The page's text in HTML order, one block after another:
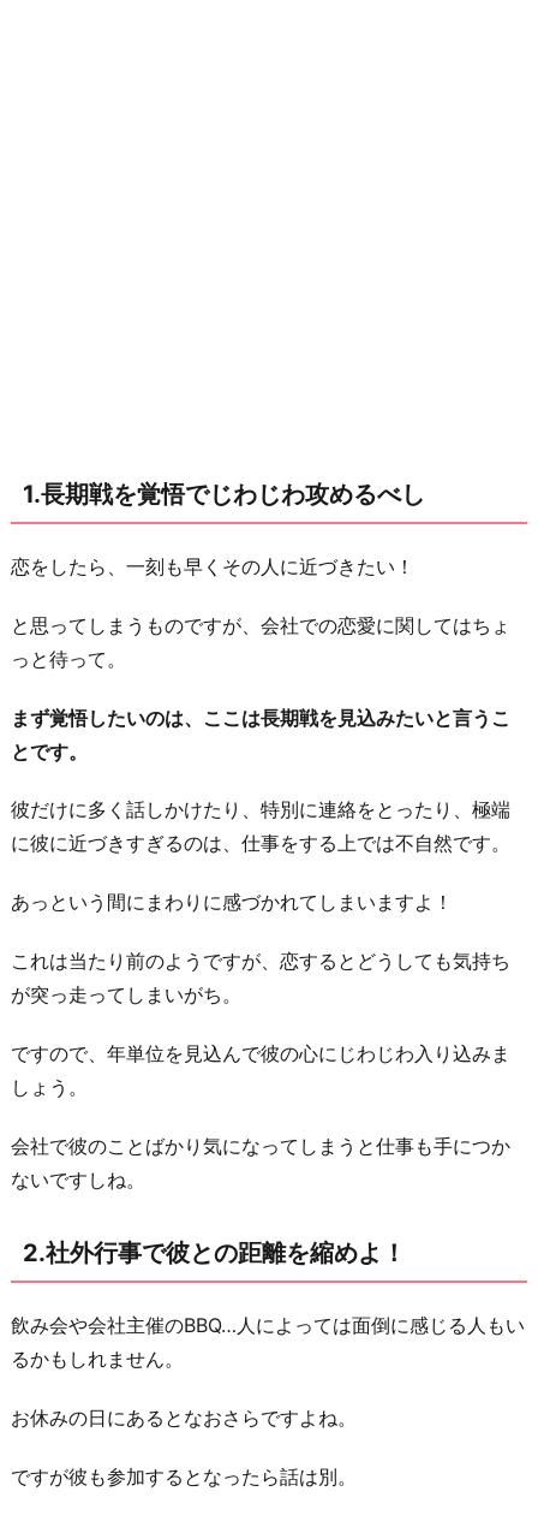
社
外
行
で
彼
の
距
離
を
め
3.
同
期
会
最
大
利
用
す
4.
期
1.長期戦を覚悟でじわじわ攻めるべし
恋をしたら、一刻も早くその人に近づきたい！
と思ってしまうものですが、会社での恋愛に関してはちょ
っと待って。
まず覚悟したいのは、ここは長期戦を見込みたいと言うこ
とです。
彼だけに多く話しかけたり、特別に連絡をとったり、極端
に彼に近づきすぎるのは、仕事をする上では不自然です。
あっという間にまわりに感づかれてしまいますよ！
これは当たり前のようですが、恋するとどうしても気持ち
が突っ走ってしまいがち。
ですので、年単位を見込んで彼の心にじわじわ入り込みま
しょう。
会社で彼のことばかり気になってしまうと仕事も手につか
ないですしね。
2.社外行事で彼との距離を縮めよ！
飲み会や会社主催のBBQ…人によっては面倒に感じる人もい
るかもしれません。
お休みの日にあるとなおさらですよね。
ですが彼も参加するとなったら話は別。